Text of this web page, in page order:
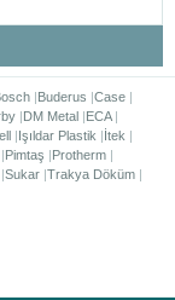
Buderus Case
DM Metal ECA
Işıldar Plastik
İtek
Pimtaş
Protherm
Sukar Trakya Döküm